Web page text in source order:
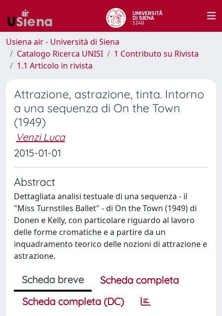
Usiena air - Università di Siena
Catalogo Ricerca UNISI
1 Contributo su Rivista
1.1 Articolo in rivista
Attrazione, astrazione, tinta. Intorno
a una sequenza di On the Town
(1949)
Venzi Luca
2015-01-01
Abstract
Dettagliata analisi testuale di una sequenza - il
"Miss Turnstiles Ballet" - di On the Town (1949) di
Donen e Kelly, con particolare riguardo al lavoro
delle forme cromatiche e a partire da un
inquadramento teorico delle nozioni di attrazione e
astrazione.
Scheda breve
Scheda completa
Scheda completa (DC)